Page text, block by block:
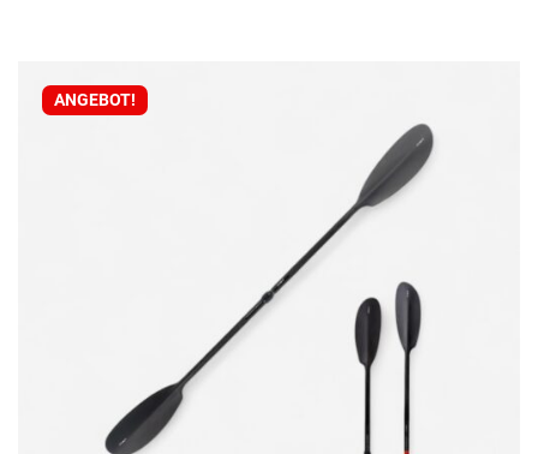
ANGEBOT!